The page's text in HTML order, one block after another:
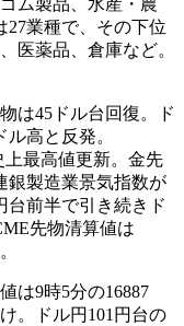
ム製品、水産・農
27業種で、その下位
医薬品、倉庫など。
は45ドル台回復。ド
高と反発。
最高値更新。金先
銀製造業景気指数が
台前半で引き続きド
先物清算値は
は9時5分の16887
。ドル円101円台の